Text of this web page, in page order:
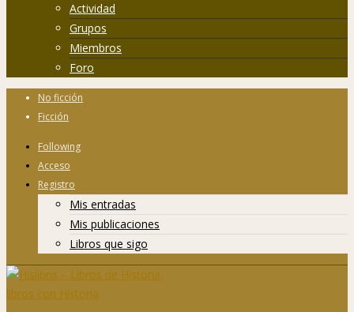
Actividad
Grupos
Miembros
Foro
No ficción
Ficción
Following
Acceso
Registro
Mis entradas
Mis publicaciones
Libros que sigo